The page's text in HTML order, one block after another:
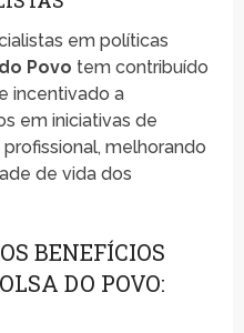
em políticas
Povo tem contribuído
incentivado a
em iniciativas de
melhorando
de vida dos
BENEFÍCIOS
DO POVO: